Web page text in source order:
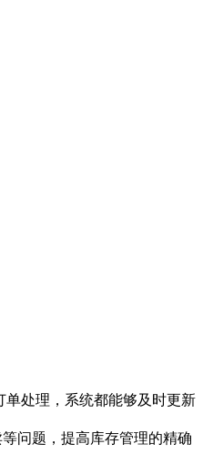
单处理，系统都能够及时更新
问题，提高库存管理的精确